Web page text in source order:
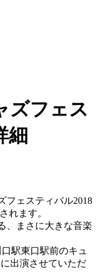
ズフェス
細
フェスティバル2018
れます。
、まさに大きな音楽
駅東口駅前のキュ
出演させていただ